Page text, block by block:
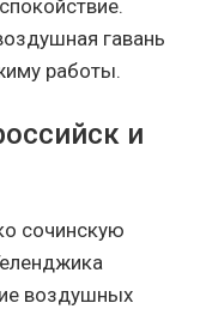
гавань
работы.
и
сочинскую
воздушных